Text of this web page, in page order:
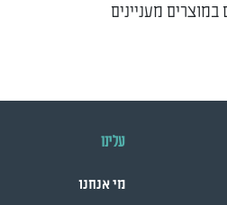
מעניינים
עלינו
מי אנחנו